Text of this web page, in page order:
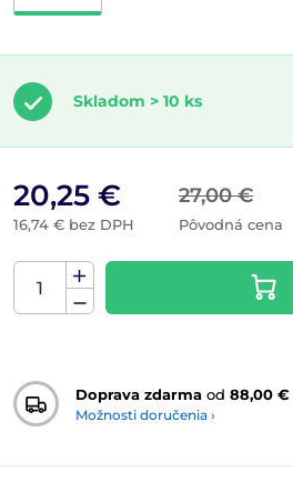
Skladom > 10 ks
27,00 €
Pôvodná cena
20,25 €
16,74 € bez DPH
Doprava zdarma od 88,00 €
Možnosti doručenia ›